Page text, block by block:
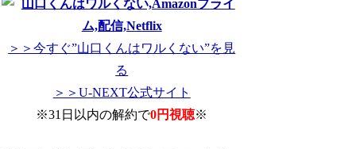
＞＞今すぐ”山口くんはワルくない”を見
る
＞＞U-NEXT公式サイト
※31日以内の解約で0円視聴※